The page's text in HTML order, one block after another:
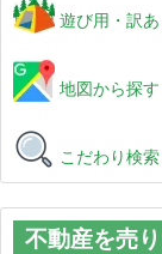
遊び用・訳
地図から探す
こだわり検索
不動産を売